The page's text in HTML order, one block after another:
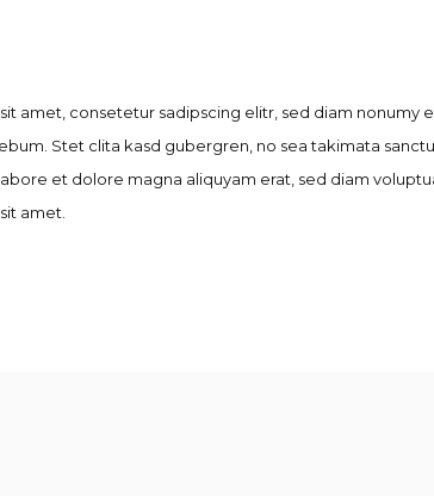
amet, consetetur sadipscing elitr, sed diam
Stet clita kasd gubergren, no sea takimata
et dolore magna aliquyam erat, sed diam
amet.